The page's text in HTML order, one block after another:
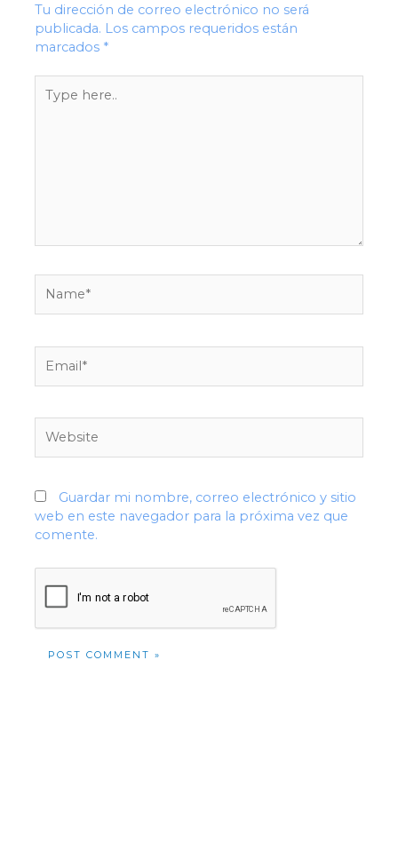
Tu dirección de correo electrónico no será
publicada. Los campos requeridos están
marcados *
here..
Guardar mi nombre, correo electrónico y sitio
web en este navegador para la próxima vez que
comente.